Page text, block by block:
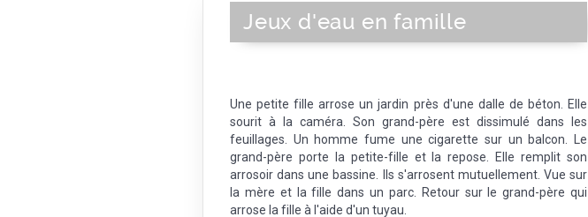
Jeux d'eau en famille
Une petite fille arrose un jardin près d'une dalle de béton. Elle
sourit à la caméra. Son grand-père est dissimulé dans les
feuillages. Un homme fume une cigarette sur un balcon. Le
grand-père porte la petite-fille et la repose. Elle remplit son
arrosoir dans une bassine. Ils s'arrosent mutuellement. Vue sur
la mère et la fille dans un parc. Retour sur le grand-père qui
arrose la fille à l'aide d'un tuyau.